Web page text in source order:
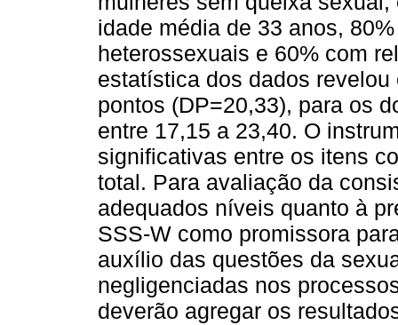
idade média de 33 anos,
heterossexuais e 60% com
estatística dos dados
pontos (DP=20,33), para os
entre 17,15 a 23,40. O
significativas entre os itens
total. Para avaliação da
adequados níveis quanto à
SSS-W como promissora
auxílio das questões da
negligenciadas nos
deverão agregar os